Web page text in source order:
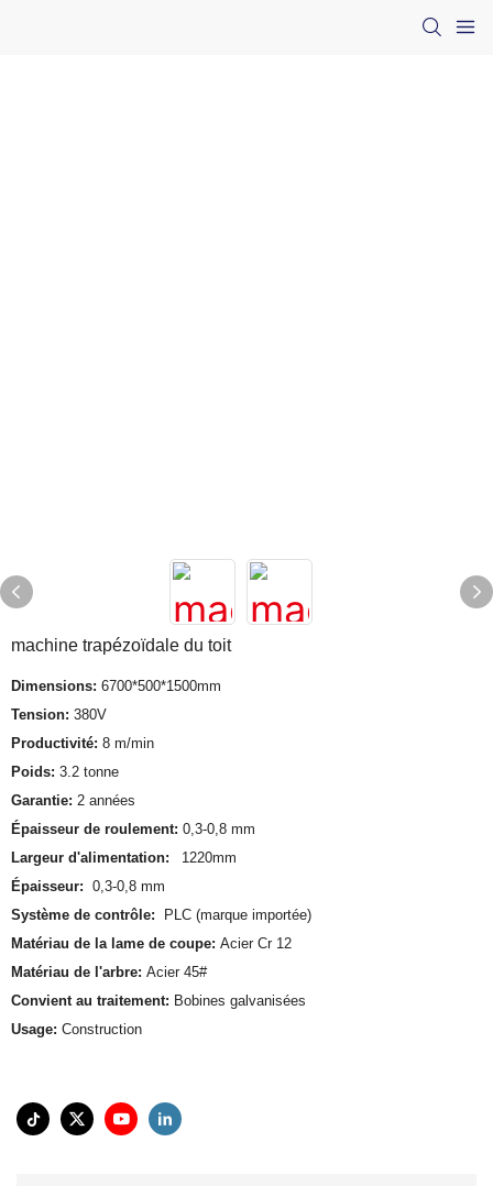
machine trapézoïdale du toit
Dimensions: 6700*500*1500mm
Tension: 380V
Productivité: 8 m/min
Poids: 3.2 tonne
Garantie: 2 années
Épaisseur de roulement: 0,3-0,8 mm
Largeur d'alimentation:
1220mm
Épaisseur: 0,3-0,8 mm
Système de contrôle:
PLC (marque importée)
Matériau de la lame de coupe: Acier Cr 12
Matériau de l'arbre: Acier 45#
Convient au traitement: Bobines galvanisées
Usage: Construction